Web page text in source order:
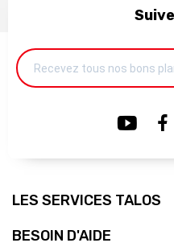
LES SERVICES TALOS
BESOIN D'AIDE